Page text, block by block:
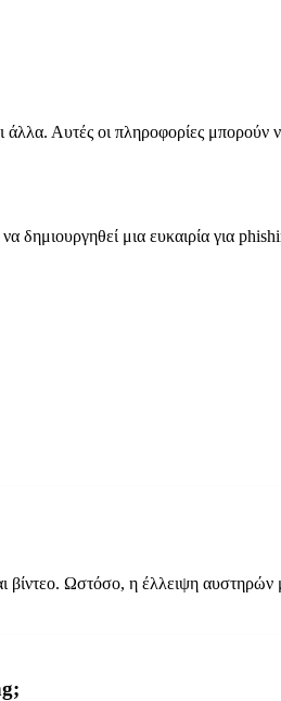
Αυτές οι πληροφορίες μπορούν
δημιουργηθεί μια ευκαιρία για
βίντεο. Ωστόσο, η έλλειψη